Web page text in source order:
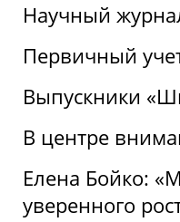
Научный
Первичный
Выпускники
В центре
Елена Бойко:
уверенного